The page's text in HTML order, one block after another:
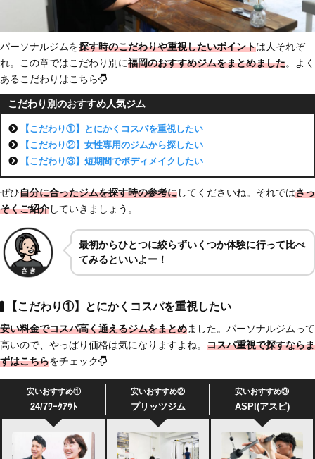
パーソナルジムを探す時のこだわりや重視したいポイントは人それぞ
れ。この章ではこだわり別に福岡のおすすめジムをまとめました。よく
あるこだわりはこちら
こだわり別のおすすめ人気ジム
【こだわり①】とにかくコスパを重視したい
【こだわり②】女性専用のジムから探したい
【こだわり③】短期間でボディメイクしたい
ぜひ自分に合ったジムを探す時の参考にしてくださいね。それではさっ
そくご紹介していきましょう。
最初からひとつに絞らずいくつか体験に行って比べ
てみるといいよー！
【こだわり①】とにかくコスパを重視したい
安い料金でコスパ高く通えるジムをまとめました。パーソナルジムって
高いので、やっぱり価格は気になりますよね。 コスパ重視で探すならま
ずはこちらをチェック
安いおすすめ①
24/7ﾜｰｸｱｳﾄ
安いおすすめ②
プリッツジム
安いおすすめ③
ASPI(アスピ)